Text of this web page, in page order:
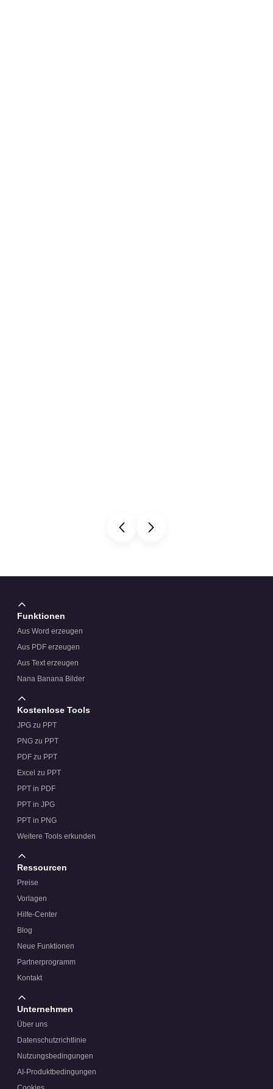
Funktionen
Aus Word erzeugen
Aus PDF erzeugen
Aus Text erzeugen
Nana Banana Bilder
Kostenlose Tools
JPG zu PPT
PNG zu PPT
PDF zu PPT
Excel zu PPT
PPT in PDF
PPT in JPG
PPT in PNG
Weitere Tools erkunden
Ressourcen
Preise
Vorlagen
Hilfe-Center
Blog
Neue Funktionen
Partnerprogramm
Kontakt
Unternehmen
Über uns
Datenschutzrichtlinie
Nutzungsbedingungen
AI-Produktbedingungen